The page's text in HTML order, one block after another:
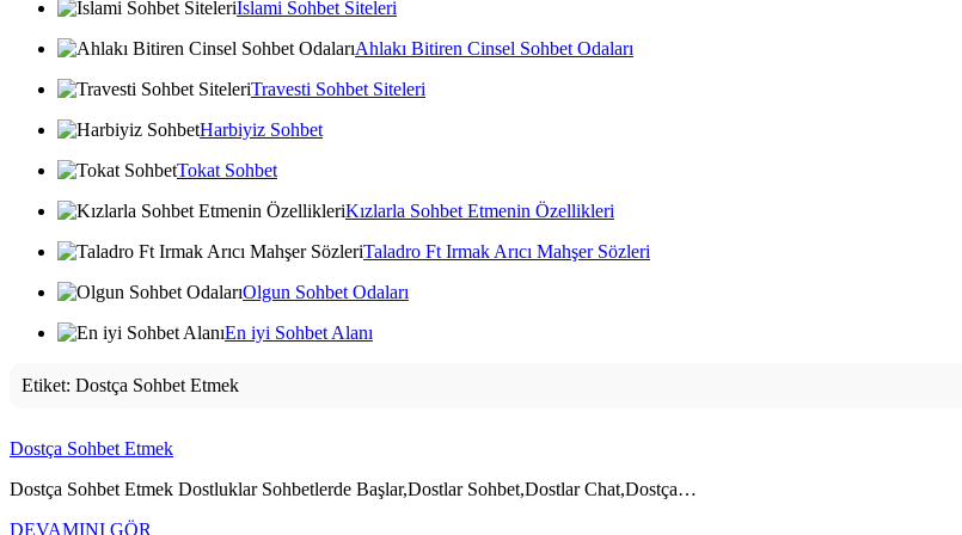
İslami Sohbet Siteleri
Ahlakı Bitiren Cinsel Sohbet Odaları
Travesti Sohbet Siteleri
Harbiyiz Sohbet
Tokat Sohbet
Kızlarla Sohbet Etmenin Özellikleri
Taladro Ft Irmak Arıcı Mahşer Sözleri
Olgun Sohbet Odaları
En iyi Sohbet Alanı
Etiket: Dostça Sohbet Etmek
Dostça Sohbet Etmek
Dostça Sohbet Etmek Dostluklar Sohbetlerde Başlar,Dostlar Sohbet,Dostlar Chat,Dostça…
DEVAMINI GÖR